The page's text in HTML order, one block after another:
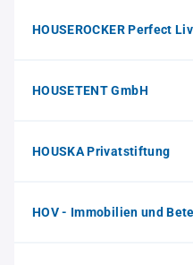
HOUSEROCKER Perfect
HOUSETENT GmbH
HOUSKA Privatstiftung
HOV - Immobilien und